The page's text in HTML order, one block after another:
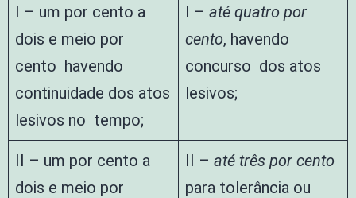
I – um por cento a
dois e meio por
cento havendo
continuidade dos atos
lesivos no tempo;
I – até quatro por
cento, havendo
concurso dos atos
lesivos;
II – um por cento a
dois e meio por
II – até três por cento
para tolerância ou